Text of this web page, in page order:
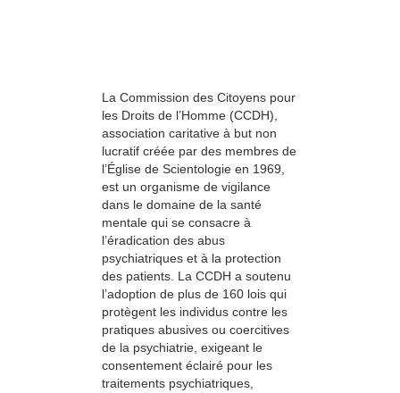
La Commission des Citoyens pour
les Droits de l’Homme (CCDH),
association caritative à but non
lucratif créée par des membres de
l’Église de Scientologie en 1969,
est un organisme de vigilance
dans le domaine de la santé
mentale qui se consacre à
l’éradication des abus
psychiatriques et à la protection
des patients. La CCDH a soutenu
l’adoption de plus de 160 lois qui
protègent les individus contre les
pratiques abusives ou coercitives
de la psychiatrie, exigeant le
consentement éclairé pour les
traitements psychiatriques,